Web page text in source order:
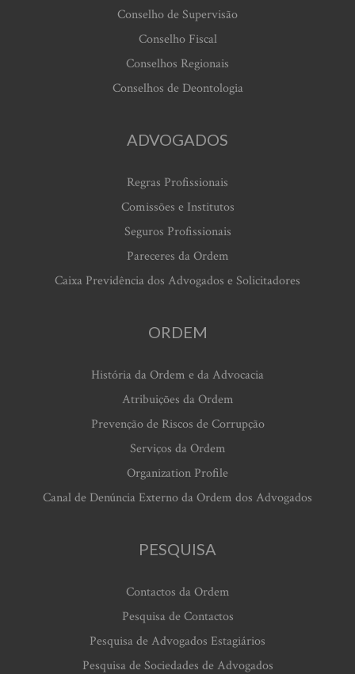
Conselho de Supervisão
Conselho Fiscal
Conselhos Regionais
Conselhos de Deontologia
ADVOGADOS
Regras Profissionais
Comissões e Institutos
Seguros Profissionais
Pareceres da Ordem
Caixa Previdência dos Advogados e Solicitadores
ORDEM
História da Ordem e da Advocacia
Atribuições da Ordem
Prevenção de Riscos de Corrupção
Serviços da Ordem
Organization Profile
Canal de Denúncia Externo da Ordem dos Advogados
PESQUISA
Contactos da Ordem
Pesquisa de Contactos
Pesquisa de Advogados Estagiários
Pesquisa de Sociedades de Advogados